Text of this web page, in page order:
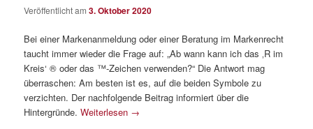
Veröffentlicht am3. Oktober 2020
Bei einer Markenanmeldung oder einer Beratung im Markenrecht
taucht immer wieder die Frage auf: „Ab wann kann ich das ‚R im
Kreis‘ ® oder das ™-Zeichen verwenden?“ Die Antwort mag
überraschen: Am besten ist es, auf die beiden Symbole zu
verzichten. Der nachfolgende Beitrag informiert über die
Hintergründe.Weiterlesen →